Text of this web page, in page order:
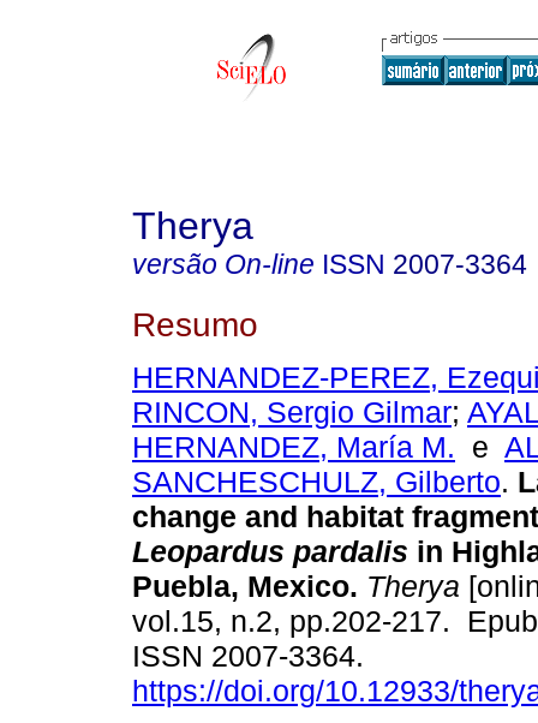
Therya
versão On-line ISSN 2007-3364
Resumo
HERNANDEZ-PEREZ,
RINCON, Sergio Gilmar;
HERNANDEZ, María M. e
SANCHESCHULZ, Gilberto.
change and habitat
Leopardus pardalis in
Puebla, Mexico. Therya
vol.15, n.2, pp.202-217.
ISSN 2007-3364.
https://doi.org/10.12933/